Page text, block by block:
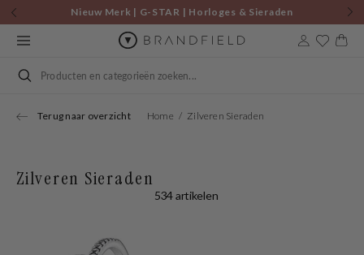
Skip to
content
Nieuw Merk | G-STAR | Horloges & Sieraden
Cart
Search
Terug naar overzicht Home Zilveren Sieraden
Zilveren Sieraden
534 artikelen